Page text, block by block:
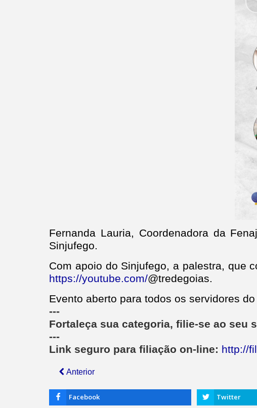
Fernanda Lauria, Coordenadora da
Sinjufego.
Com apoio do Sinjufego, a palestra, que
https://youtube.com/@tredegoias.
Evento aberto para todos os servidores
---
Fortaleça sua categoria, filie-se ao seu
---
Link seguro para filiação on-line: http://
Anterior
Facebook Twitter